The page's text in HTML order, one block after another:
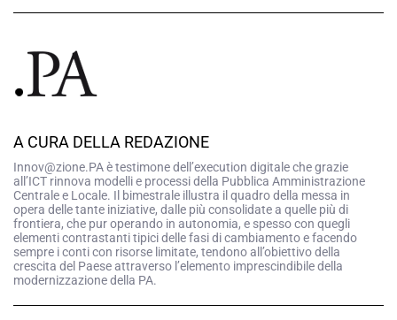
A CURA DELLA REDAZIONE
Innov@zione.PA è testimone dell’execution digitale che grazie
all’ICT rinnova modelli e processi della Pubblica Amministrazione
Centrale e Locale. Il bimestrale illustra il quadro della messa in
opera delle tante iniziative, dalle più consolidate a quelle più di
frontiera, che pur operando in autonomia, e spesso con quegli
elementi contrastanti tipici delle fasi di cambiamento e facendo
sempre i conti con risorse limitate, tendono all’obiettivo della
crescita del Paese attraverso l’elemento imprescindibile della
modernizzazione della PA.